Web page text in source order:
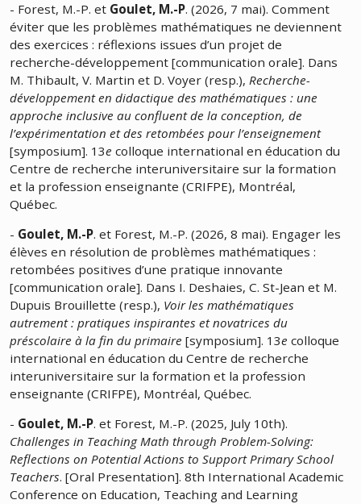
- Forest, M.-P. et Goulet, M.-P. (2026, 7 mai). Comment
éviter que les problèmes mathématiques ne deviennent
des exercices : réflexions issues d’un projet de
recherche-développement [communication orale]. Dans
M. Thibault, V. Martin et D. Voyer (resp.), Recherche-
développement en didactique des mathématiques : une
approche inclusive au confluent de la conception, de
l’expérimentation et des retombées pour l’enseignement
[symposium]. 13e colloque international en éducation du
Centre de recherche interuniversitaire sur la formation
et la profession enseignante (CRIFPE), Montréal,
Québec.
- Goulet, M.-P. et Forest, M.-P. (2026, 8 mai). Engager les
élèves en résolution de problèmes mathématiques :
retombées positives d’une pratique innovante
[communication orale]. Dans I. Deshaies, C. St-Jean et M.
Dupuis Brouillette (resp.), Voir les mathématiques
autrement : pratiques inspirantes et novatrices du
préscolaire à la fin du primaire [symposium]. 13e colloque
international en éducation du Centre de recherche
interuniversitaire sur la formation et la profession
enseignante (CRIFPE), Montréal, Québec.
- Goulet, M.-P. et Forest, M.-P. (2025, July 10th).
Challenges in Teaching Math through Problem-Solving:
Reflections on Potential Actions to Support Primary School
Teachers. [Oral Presentation]. 8th International Academic
Conference on Education, Teaching and Learning